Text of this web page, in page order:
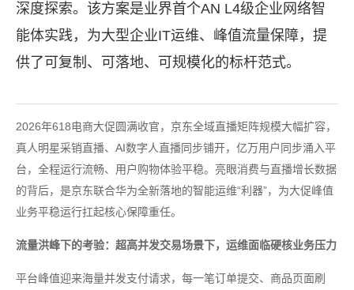
深度探索。该方案是业界首个AN L4级企业网络智
能体实践，为大型企业IT运维、峰值流量保障，提
供了可复制、可落地、可规模化的标杆范式。
2026年618电商大促圆满收官，京东全域直播矩阵规模大幅扩容，
真人明星采销直播、AI数字人直播同步铺开，亿万用户同步涌入平
台，全程运行流畅、用户购物体验平稳。亮眼消费与直播增长数据
的背后，是京东联合华为全新落地的智能运维“利器”，为大促峰值
业务平稳运行扛起核心保障重任。
流量洪峰下的考验：超高并发交易场景下，运维面临硬核业务压力
平台峰值迎来海量并发支付请求，每一笔订单提交、商品页面刷